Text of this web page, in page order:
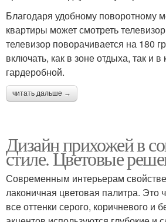
Благодаря удобному поворотному
квартиры может смотреть
телевизор поворачивается на 180
включать, как в зоне отдыха, так и в
гардеробной.
читать дальше →
Дизайн прихожей в
стиле. Цветовые
Современным интерьерам
лаконичная цветовая палитра. Это
все оттенки серого, коричневого и